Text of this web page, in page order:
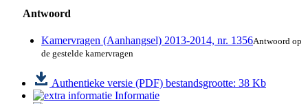
Antwoord
Kamervragen (Aanhangsel) 2013-2014, nr. 1356Antwoord op
de gestelde kamervragen
Authentieke versie (PDF) bestandsgrootte: 38 Kb
Informatie